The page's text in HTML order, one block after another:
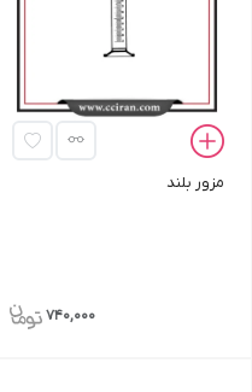
مزور بلند
740,000